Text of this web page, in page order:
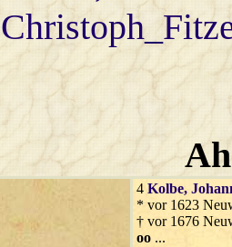
4 Kolbe,
* vor 1623
† vor 1676
oo ...